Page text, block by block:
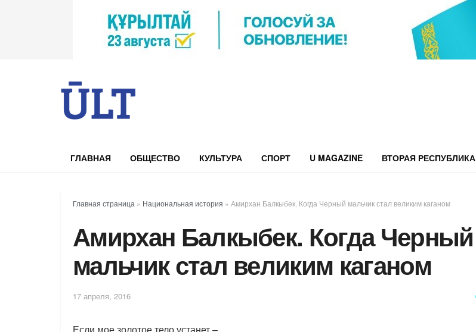
ГЛАВНАЯ ОБЩЕСТВО КУЛЬТУРА СПОРТ U MAGAZINE ВТОРАЯ РЕСПУБЛИКА
Главная страница » Национальная история » Амирхан Балкыбек. Когда Черный мальчик стал великим каганом
Амирхан Балкыбек. Когда Черный
мальчик стал великим каганом
17 апреля, 2016
Если мое золотое тело устанет –